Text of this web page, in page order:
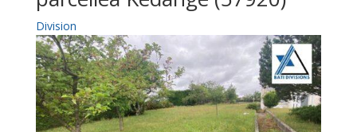
Division